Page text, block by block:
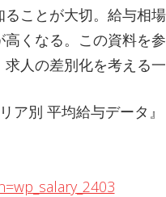
ことが大切。給与相
くなる。この資料を
人の差別化を考える一
ア別 平均給与データ』